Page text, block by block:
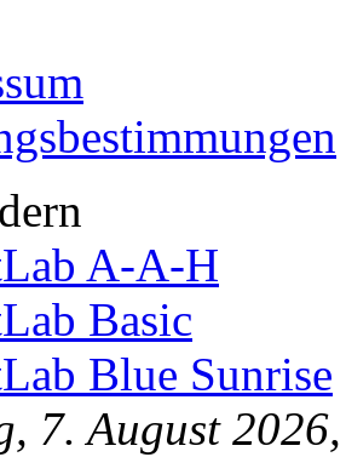
A-A-H
Basic
Blue Sunrise
7. August